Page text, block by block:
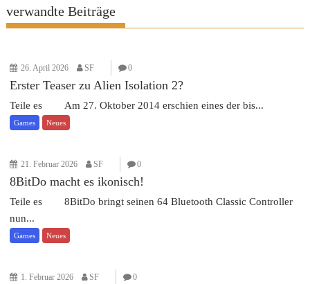
verwandte Beiträge
26. April 2026 SF 0
Erster Teaser zu Alien Isolation 2?
Teile es Am 27. Oktober 2014 erschien eines der bis...
Games Neues
21. Februar 2026 SF 0
8BitDo macht es ikonisch!
Teile es 8BitDo bringt seinen 64 Bluetooth Classic Controller
nun...
Games Neues
1. Februar 2026 SF 0